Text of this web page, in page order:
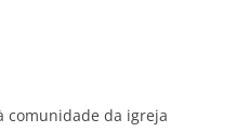
comunidade da igreja